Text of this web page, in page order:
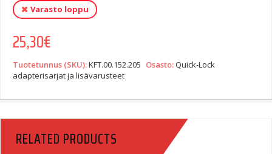
Varasto loppu
25,30€
Tuotetunnus (SKU):KFT.00.152.205 Osasto:Quick-Lock
adapterisarjat ja lisävarusteet
RELATED PRODUCTS